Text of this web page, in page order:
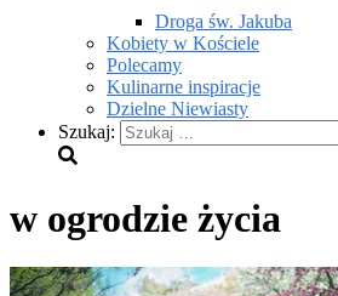
Droga św. Jakuba
Kobiety w Kościele
Polecamy
Kulinarne inspiracje
Dzielne Niewiasty
Szukaj:
w ogrodzie życia